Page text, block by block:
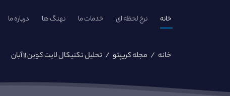
خانه نرخ لحظه ای خدمات ما نهنگ ها درباره ما
خانه / مجله کریپتو / تحلیل تکنیکال لایت کوین ۱۱ آبان